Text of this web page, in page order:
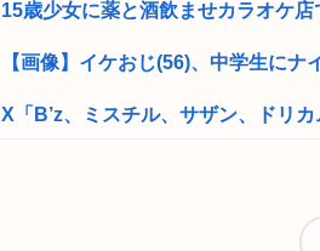
15歳少女に薬と酒飲ませカラオケ
【画像】イケおじ(56)、中学生に
X「B’z、ミスチル、サザン、ドリ
宝石店の下見をしていたルパン三世